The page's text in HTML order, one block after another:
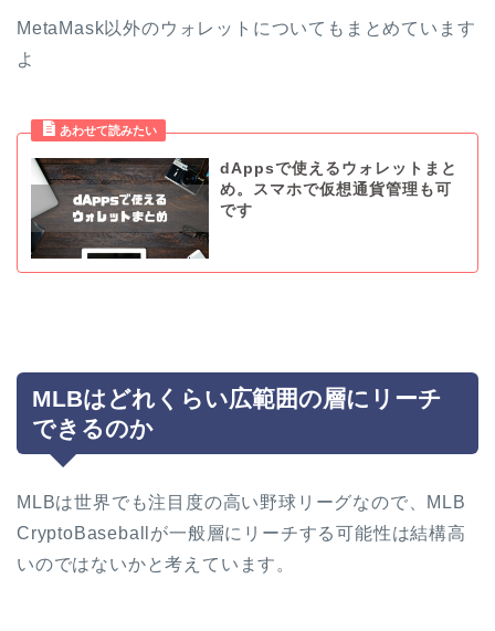
MetaMask以外のウォレットについてもまとめています
よ
dAppsで使えるウォレットまと
め。スマホで仮想通貨管理も可
です
MLBはどれくらい広範囲の層にリーチ
できるのか
MLBは世界でも注目度の高い野球リーグなので、MLB
CryptoBaseballが一般層にリーチする可能性は結構高
いのではないかと考えています。